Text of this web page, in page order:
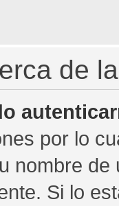
de
por lo
nombre
Si lo